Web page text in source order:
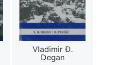
Vladimir Đ.
Degan